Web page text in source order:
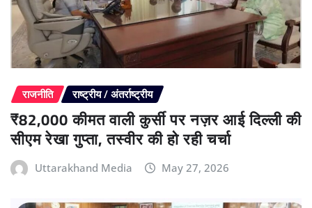
राजनीति राष्ट्रीय / अंतर्राष्ट्रीय
₹82,000 कीमत वाली कुर्सी पर नज़र आई दिल्ली की
सीएम रेखा गुप्ता, तस्वीर की हो रही चर्चा
Uttarakhand Media May 27, 2026